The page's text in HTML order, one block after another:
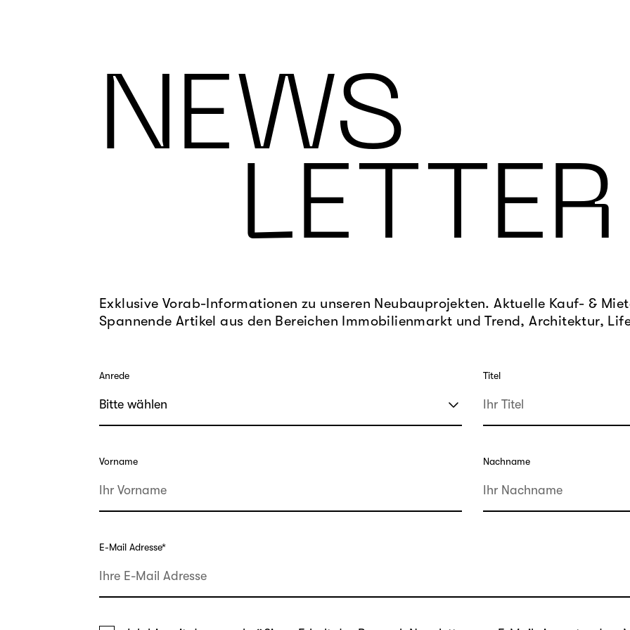
NEWS
LETTER
Exklusive Vorab-Informationen zu unseren Neubauprojekten. Aktuelle Kauf- &
Spannende Artikel aus den Bereichen Immobilienmarkt und Trend, Architektur,
Anrede Titel
Vorname Nachname
E-Mail Adresse*